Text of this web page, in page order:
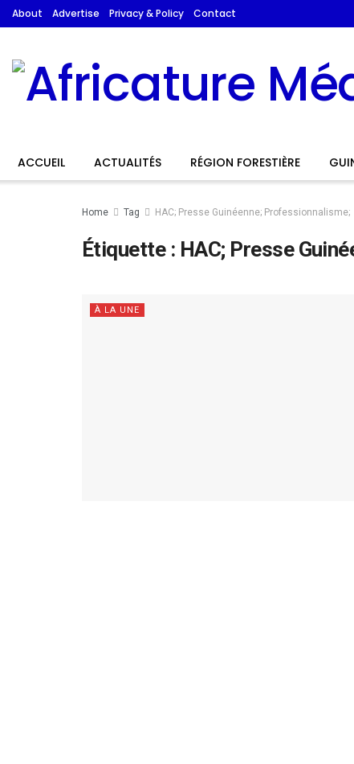
About Advertise Privacy & Policy Contact
ACCUEIL ACTUALITÉS RÉGION FORESTIÈRE
Home Tag HAC; Presse Guinéenne; Professionnalisme;
Étiquette : HAC; Presse
À LA UNE